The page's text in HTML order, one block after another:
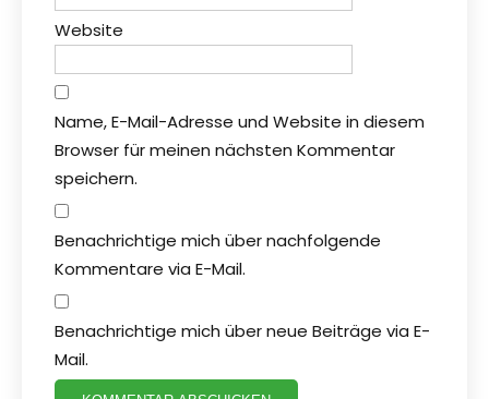
Website
Name, E-Mail-Adresse und Website in diesem
Browser für meinen nächsten Kommentar
speichern.
Benachrichtige mich über nachfolgende
Kommentare via E-Mail.
Benachrichtige mich über neue Beiträge via E-
Mail.